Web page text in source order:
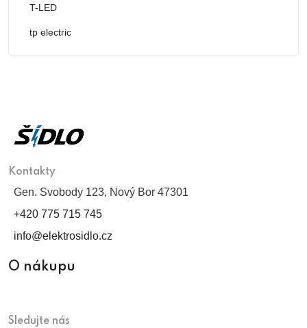
T-LED
tp electric
Kontakty
Gen. Svobody 123, Nový Bor 47301
+420 775 715 745
info@elektrosidlo.cz
O nákupu
Sledujte nás